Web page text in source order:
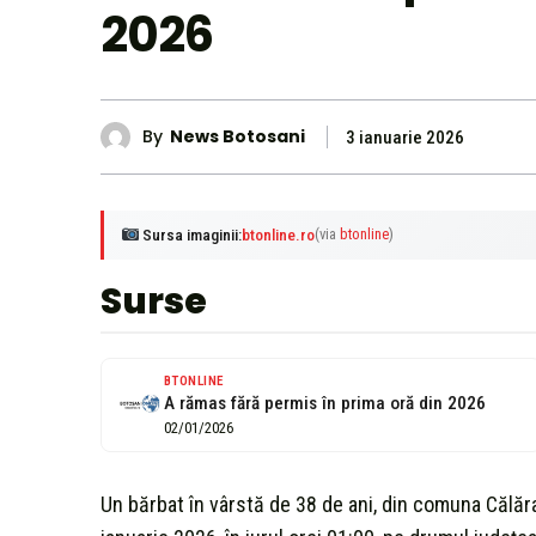
2026
By News Botosani 3 ianuarie 2026
Sursa imaginii:btonline.ro(via btonline)
Surse
BTONLINE
A rămas fără permis în prima oră din 2026
02/01/2026
Un bărbat în vârstă de 38 de ani, din comuna